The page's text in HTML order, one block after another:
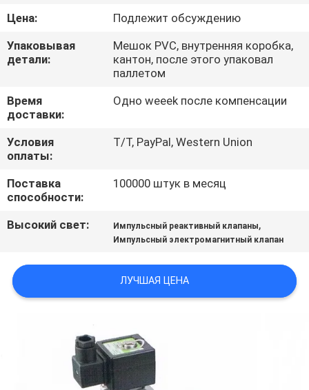
СВЯЖИТЕСЬ
С
НАМИ
ЗАПРОСИТЕ
COMPANY
NEWS
САЙТА
КОНФИДЕНЦИАЛЬНОСТИ
Цена:
Подлежит обсуждению
Упаковывая
детали:
Мешок PVC, внутренняя коробка,
кантон, после этого упаковал
паллетом
Время
доставки:
Одно weeek после компенсации
Условия
оплаты:
T/T, PayPal, Western Union
Поставка
способности:
100000 штук в месяц
Высокий свет: Импульсный реактивный клапаны,
Импульсный электромагнитный клапан
ЛУЧШАЯ ЦЕНА